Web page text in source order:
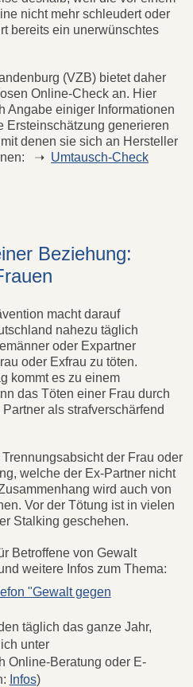
nicht mehr schleudert oder
bereits ein unerwünschtes
(VZB) bietet daher
Online-Check an. Hier
Angabe einiger Informationen
Ersteinschätzung generieren
denen sie sich an Hersteller
➝ Umtausch-Check
Beziehung:
macht darauf
nahezu täglich
oder Expartner
oder Exfrau zu töten.
kommt es zu einem
das Töten einer Frau durch
als strafverschärfend
der Frau oder
welche der Ex-Partner nicht
wird auch von
Vor der Tötung ist in vielen
Stalking geschehen.
Betroffene von Gewalt
weitere Infos zum Thema:
"Gewalt gegen
täglich das ganze Jahr,
unter
Online-Beratung oder E-
Infos)